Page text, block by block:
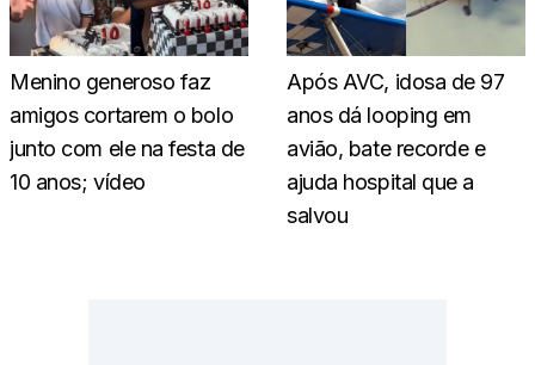
Menino generoso faz
amigos cortarem o bolo
junto com ele na festa de
10 anos; vídeo
Após AVC, idosa de 97
anos dá looping em
avião, bate recorde e
ajuda hospital que a
salvou